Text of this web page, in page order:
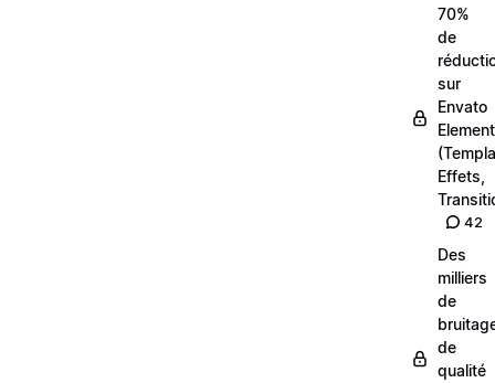
70%
de
sur
Envato
Effets,
42
Des
milliers
de
de
qualité